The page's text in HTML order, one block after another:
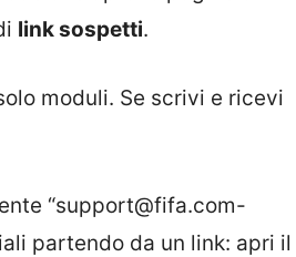
link sospetti.
moduli. Se scrivi e ricevi
“support@fifa.com-
partendo da un link: apri il